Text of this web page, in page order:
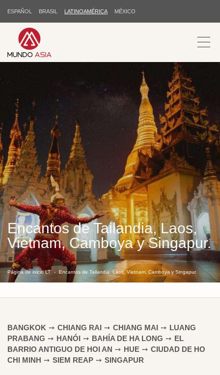
ESPAÑOL BRASIL LATINOAMÉRICA MÉXICO
Encantos de Tailandia, Laos,
Vietnam, Camboya y Singapur.
Página de inicio LT Encantos de Tailandia, Laos, Vietnam, Camboya y Singapur.
BANGKOK ➙ CHIANG RAI ➙ CHIANG MAI ➙ LUANG
PRABANG ➙ HANÓI ➙ BAHÍA DE HA LONG ➙ EL
BARRIO ANTIGUO DE HOI AN ➙ HUE ➙ CIUDAD DE HO
CHI MINH ➙ SIEM REAP ➙ SINGAPUR